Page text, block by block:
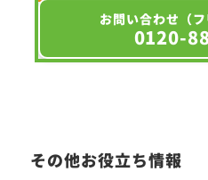
お問い合わせ（フ
0120-
その他お役立ち情報